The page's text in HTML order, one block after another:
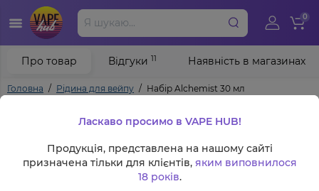
0
Головна Рідина для вейпу Набір Alchemist 30 мл
Про товар Відгуки 11 Наявність в магазинах
Ласкаво просимо в VAPE HUB!
Продукція, представлена на нашому сайті
призначена тільки для клієнтів, яким виповнилося
18 років.